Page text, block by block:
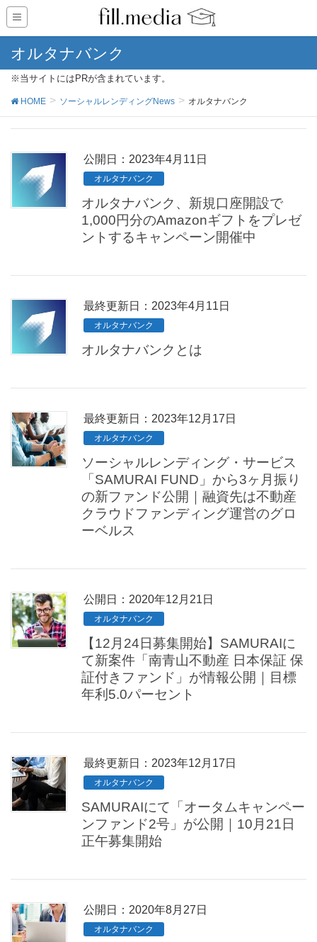
オルタナバンク
※当サイトにはPRが含まれています。
HOME ソーシャルレンディングNews オルタナバンク
公開日： 2023年4月11日
オルタナバンク
オルタナバンク、新規口座開設で
1,000円分のAmazonギフトをプレゼ
ントするキャンペーン開催中
最終更新日：2023年4月11日
オルタナバンク
オルタナバンクとは
最終更新日：2023年12月17日
オルタナバンク
ソーシャルレンディング・サービス
「SAMURAI FUND」から3ヶ月振り
の新ファンド公開｜融資先は不動産
クラウドファンディング運営のグロ
ーベルス
公開日： 2020年12月21日
オルタナバンク
【12月24日募集開始】SAMURAIに
て新案件「南青山不動産 日本保証 保
証付きファンド」が情報公開｜目標
年利5.0パーセント
最終更新日：2023年12月17日
オルタナバンク
SAMURAIにて「オータムキャンペー
ンファンド2号」が公開｜10月21日
正午募集開始
公開日： 2020年8月27日
オルタナバンク